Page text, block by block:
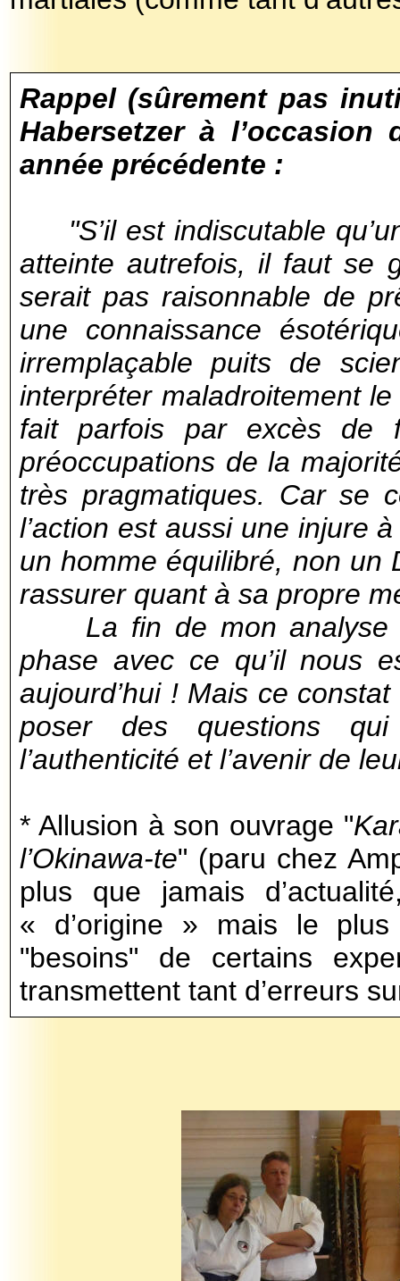
Rappel (sûrement pas
Habersetzer à l’occasion
année précédente :
"S’il est indiscutable
atteinte autrefois, il faut se
serait pas raisonnable de
une connaissance
irremplaçable puits de
interpréter maladroitement
fait parfois par excès de
préoccupations de la
très pragmatiques. Car se
l’action est aussi une injure
un homme équilibré, non un
rassurer quant à sa propre
La fin de mon analyse
phase avec ce qu’il nous
aujourd’hui ! Mais ce
poser des questions
l’authenticité et l’avenir de
* Allusion à son ouvrage "
l’Okinawa-te" (paru chez
plus que jamais
« d’origine » mais le
"besoins" de certains
transmettent tant d’erreurs